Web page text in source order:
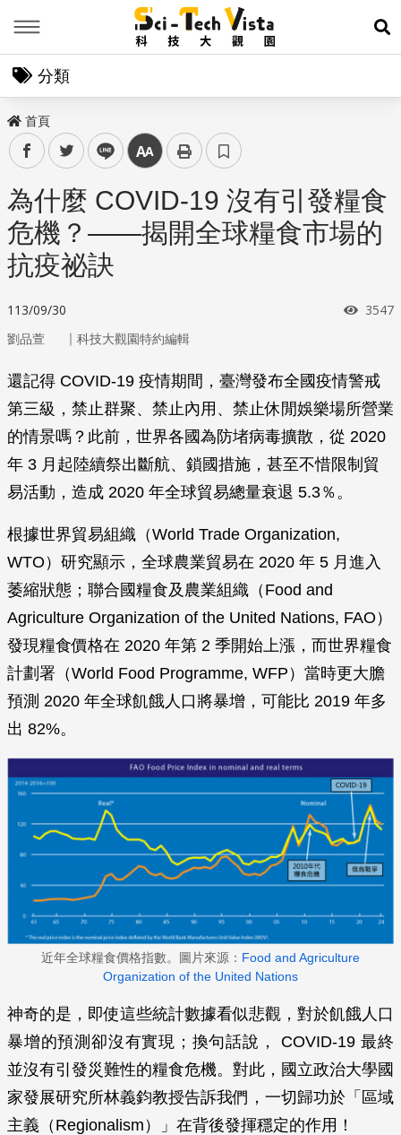
展
分類
首頁
facebooktwitter line 中
為什麼 COVID-19 沒有引發糧食
危機？——揭開全球糧食市場的
抗疫祕訣
113/09/30 瀏覽
3547
劉品萱 ｜ 科技大觀園特約編輯
還記得 COVID-19 疫情期間，臺灣發布全國疫情警戒
第三級，禁止群聚、禁止內用、禁止休閒娛樂場所營業
的情景嗎？此前，世界各國為防堵病毒擴散，從 2020
年 3 月起陸續祭出斷航、鎖國措施，甚至不惜限制貿
易活動，造成 2020 年全球貿易總量衰退 5.3％。
根據世界貿易組織（World Trade Organization,
WTO）研究顯示，全球農業貿易在 2020 年 5 月進入
萎縮狀態；聯合國糧食及農業組織（Food and
Agriculture Organization of the United Nations, FAO）
發現糧食價格在 2020 年第 2 季開始上漲，而世界糧食
計劃署（World Food Programme, WFP）當時更大膽
預測 2020 年全球飢餓人口將暴增，可能比 2019 年多
出 82%。
近年全球糧食價格指數。圖片來源： Food and Agriculture
Organization of the United Nations
神奇的是，即使這些統計數據看似悲觀，對於飢餓人口
暴增的預測卻沒有實現；換句話說， COVID-19 最終
並沒有引發災難性的糧食危機。對此，國立政治大學國
家發展研究所林義鈞教授告訴我們，一切歸功於「區域
主義（Regionalism）」在背後發揮穩定的作用！